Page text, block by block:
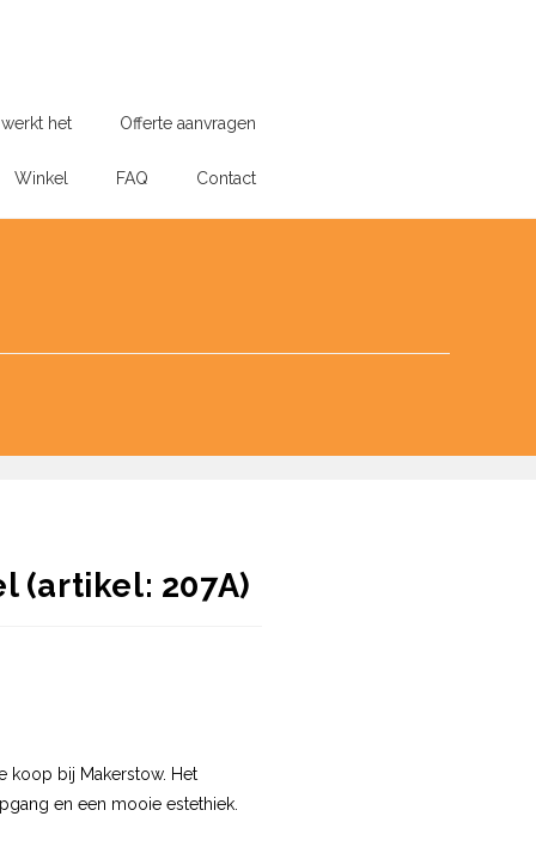
het Offerte aanvragen
Winkel FAQ Contact
(artikel: 207A)
koop bij Makerstow. Het
en een mooie estethiek.